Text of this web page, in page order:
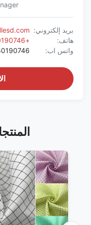
بريد إلكتروني:
هاتف:
+86-15050190746
واتس اب: